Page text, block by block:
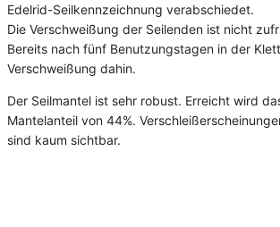
Edelrid-Seilkennzeichnung verabschiedet.
Die Verschweißung der Seilenden ist nicht
Bereits nach fünf Benutzungstagen in der
Verschweißung dahin.
Der Seilmantel ist sehr robust. Erreicht wird
Mantelanteil von 44%.
sind kaum sichtbar.